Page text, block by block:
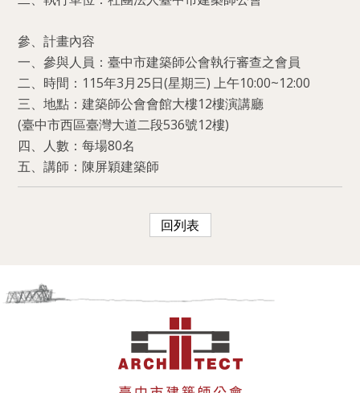
參、計畫內容
一、參與人員：臺中市建築師公會執行審查之會員
二、時間：115年3月25日(星期三) 上午10:00~12:00
三、地點：建築師公會會館大樓12樓演講廳
(臺中市西區臺灣大道二段536號12樓)
四、人數：每場80名
五、講師：陳屏穎建築師
回列表